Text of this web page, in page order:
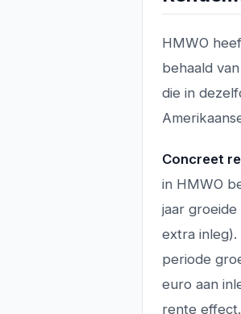
HMWO
behaald van
die in
Concreet
in HMWO
jaar
extra
periode
euro aan
rente effect.